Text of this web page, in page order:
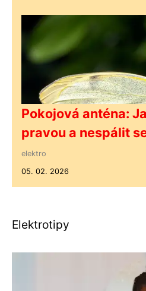
Pokojová anténa:
pravou a nespálit
elektro
05. 02. 2026
Elektrotipy